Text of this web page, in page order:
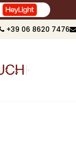
+39 06 8620 7476